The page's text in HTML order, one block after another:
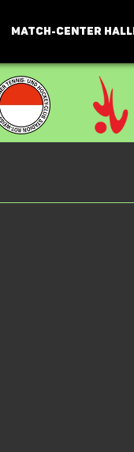
MATCH-CENTER